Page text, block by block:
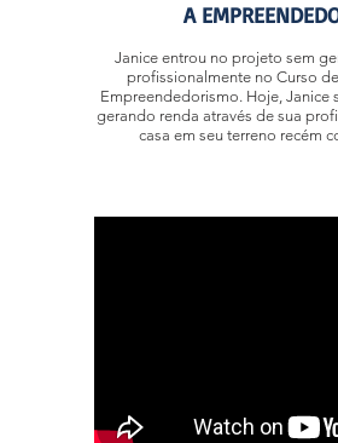
A
Janice entrou no projeto sem
profissionalmente no Curso
Empreendedorismo. Hoje, Janice
gerando renda através de sua
casa em seu terreno recém